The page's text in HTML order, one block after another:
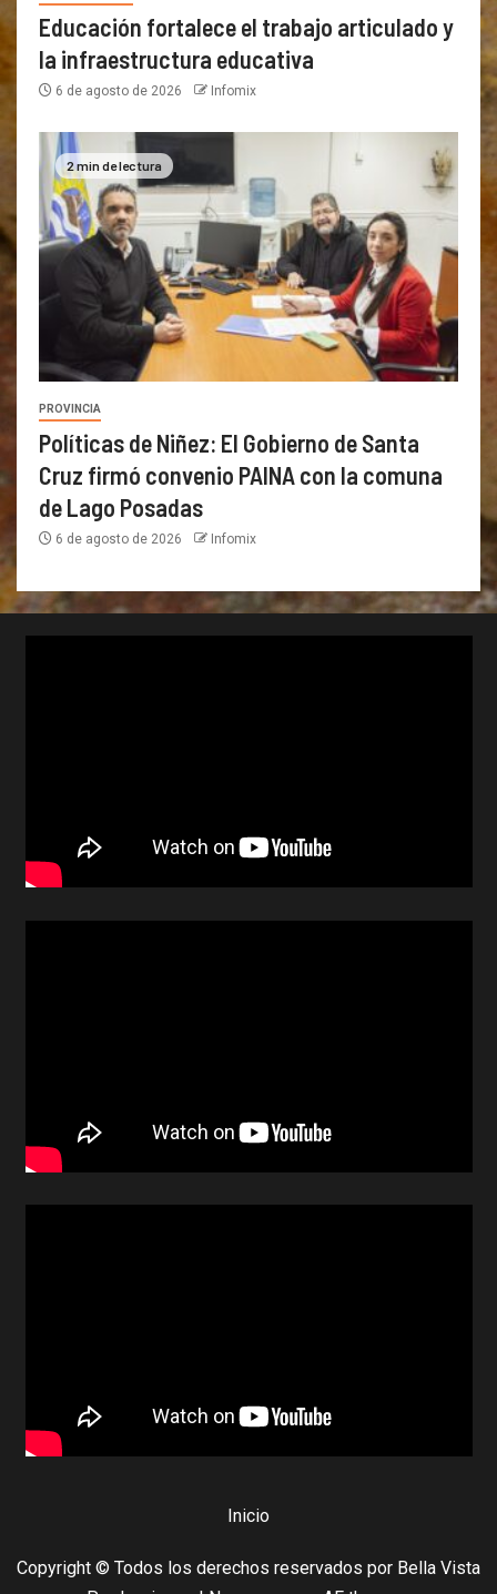
Educación fortalece el trabajo articulado y
la infraestructura educativa
6 de agosto de 2026 Infomix
2 min de lectura
PROVINCIA
Políticas de Niñez: El Gobierno de Santa
Cruz firmó convenio PAINA con la comuna
de Lago Posadas
6 de agosto de 2026 Infomix
Inicio
Copyright © Todos los derechos reservados por Bella Vista